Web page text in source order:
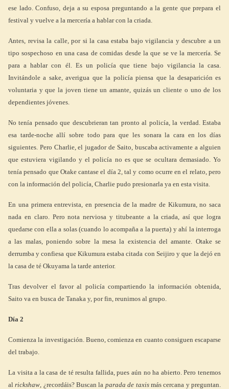
ese lado. Confuso, deja a su esposa preguntando a la gente que prepara el
festival y vuelve a la mercería a hablar con la criada.
Antes, revisa la calle, por si la casa estaba bajo vigilancia y descubre a un
tipo sospechoso en una casa de comidas desde la que se ve la mercería. Se
para a hablar con él. Es un policía que tiene bajo vigilancia la casa.
Invitándole a sake, averigua que la policía piensa que la desaparición es
voluntaria y que la joven tiene un amante, quizás un cliente o uno de los
dependientes jóvenes.
No tenía pensado que descubrieran tan pronto al policía, la verdad. Estaba
esa tarde-noche allí sobre todo para que les sonara la cara en los días
siguientes. Pero Charlie, el jugador de Saito, buscaba activamente a alguien
que estuviera vigilando y el policía no es que se ocultara demasiado. Yo
tenía pensado que Otake cantase el día 2, tal y como ocurre en el relato, pero
con la información del policía, Charlie pudo presionarla ya en esta visita.
En una primera entrevista, en presencia de la madre de Kikumura, no saca
nada en claro. Pero nota nerviosa y titubeante a la criada, así que logra
quedarse con ella a solas (cuando lo acompaña a la puerta) y ahí la interroga
a las malas, poniendo sobre la mesa la existencia del amante. Otake se
derrumba y confiesa que Kikumura estaba citada con Seijiro y que la dejó en
la casa de té Okuyama la tarde anterior.
Tras devolver el favor al policía compartiendo la información obtenida,
Saito va en busca de Tanaka y, por fin, reunimos al grupo.
Día 2
Comienza la investigación. Bueno, comienza en cuanto consiguen escaparse
del trabajo.
La visita a la casa de té resulta fallida, pues aún no ha abierto. Pero tenemos
alrickshaw, ¿recordáis? Buscan la parada de taxismás cercana y preguntan.